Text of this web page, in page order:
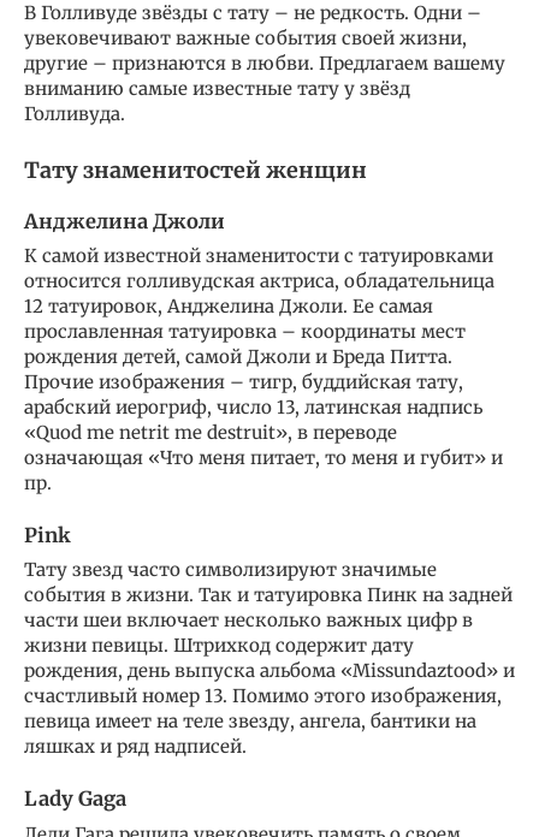
В Голливуде звёзды с тату – не редкость. Одни –
увековечивают важные события своей жизни,
другие – признаются в любви. Предлагаем вашему
вниманию самые известные тату у звёзд
Голливуда.
Тату знаменитостей женщин
Анджелина Джоли
К самой известной знаменитости с татуировками
относится голливудская актриса, обладательница
12 татуировок, Анджелина Джоли. Ее самая
прославленная татуировка – координаты мест
рождения детей, самой Джоли и Бреда Питта.
Прочие изображения – тигр, буддийская тату,
арабский иерогриф, число 13, латинская надпись
«Quod me netrit me destruit», в переводе
означающая «Что меня питает, то меня и губит» и
пр.
Pink
Тату звезд часто символизируют значимые
события в жизни. Так и татуировка Пинк на задней
части шеи включает несколько важных цифр в
жизни певицы. Штрихкод содержит дату
рождения, день выпуска альбома «Missundaztood» и
счастливый номер 13. Помимо этого изображения,
певица имеет на теле звезду, ангела, бантики на
ляшках и ряд надписей.
Lady Gaga